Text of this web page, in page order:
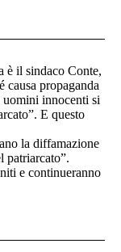
è il sindaco Conte,
causa propaganda
uomini innocenti si
E questo
la diffamazione
patriarcato”.
e continueranno